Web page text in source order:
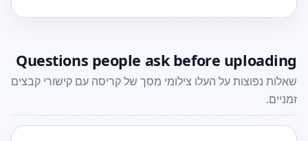
Questions people ask before uploading
שאלות נפוצות על העלו צילומי מסך של קריסה עם קישורי קבצים
זמניים.